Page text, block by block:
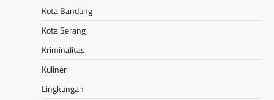
Kota Bandung
Kota Serang
Kriminalitas
Kuliner
Lingkungan